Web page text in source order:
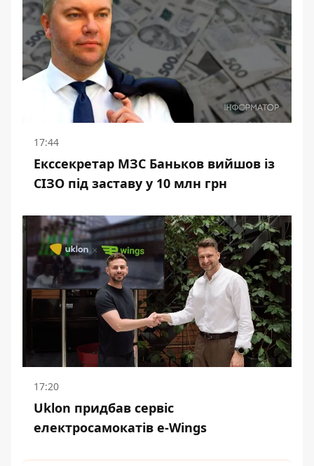
17:44
Екссекретар МЗС Баньков вийшов із
СІЗО під заставу у 10 млн грн
17:20
Uklon придбав сервіс
електросамокатів e-Wings